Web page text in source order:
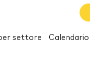
settore Calendario